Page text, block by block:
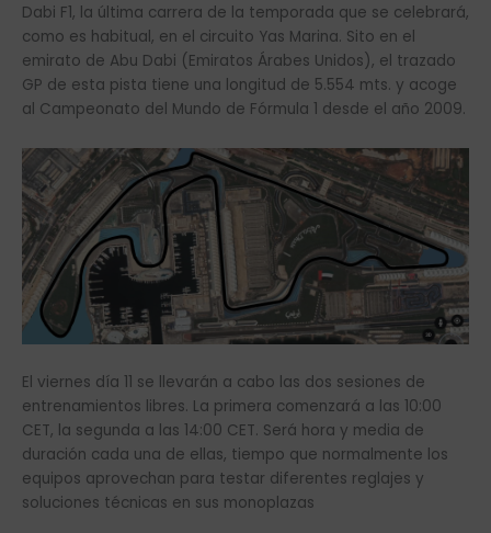
Dabi F1, la última carrera de la temporada que se celebrará,
como es habitual, en el circuito Yas Marina. Sito en el
emirato de Abu Dabi (Emiratos Árabes Unidos), el trazado
GP de esta pista tiene una longitud de 5.554 mts. y acoge
al Campeonato del Mundo de Fórmula 1 desde el año 2009.
El viernes día 11 se llevarán a cabo las dos sesiones de
entrenamientos libres. La primera comenzará a las 10:00
CET, la segunda a las 14:00 CET. Será hora y media de
duración cada una de ellas, tiempo que normalmente los
equipos aprovechan para testar diferentes reglajes y
soluciones técnicas en sus monoplazas